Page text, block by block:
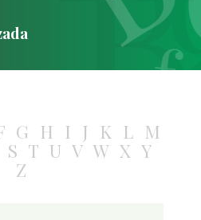
G H I J K L M
S T U V W X Y
Z